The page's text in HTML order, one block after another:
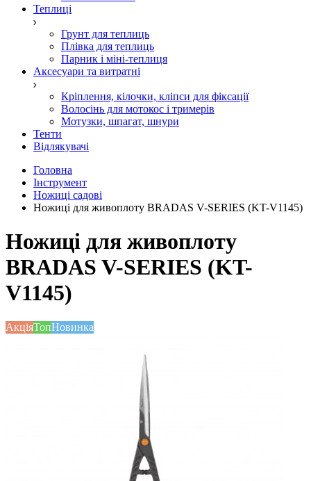
Теплиці
Грунт для теплиць
Плівка для теплиць
Парник і міні-теплиця
Аксесуари та витратні
Кріплення, кілочки, кліпси для фіксації
Волосінь для мотокос і тримерів
Мотузки, шпагат, шнури
Тенти
Відлякувачі
Головна
Інструмент
Ножиці садові
Ножиці для живоплоту BRADAS V-SERIES (KT-V1145)
Ножиці для живоплоту
BRADAS V-SERIES (KT-
V1145)
АкціяТопНовинка